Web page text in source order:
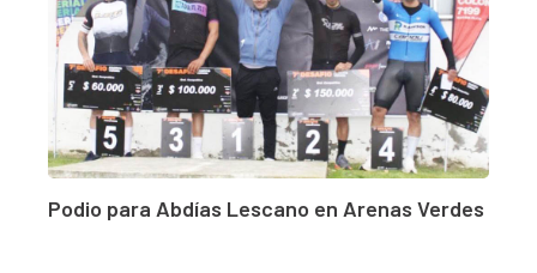
Podio para Abdías Lescano en Arenas Verdes